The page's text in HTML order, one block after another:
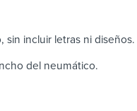
sin incluir letras ni diseños.
del neumático.